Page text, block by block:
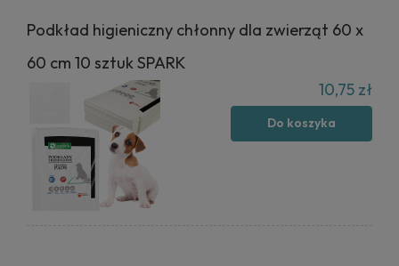
Podkład higieniczny chłonny dla zwierząt 60 x
60 cm 10 sztuk SPARK
10,75 zł
Do koszyka